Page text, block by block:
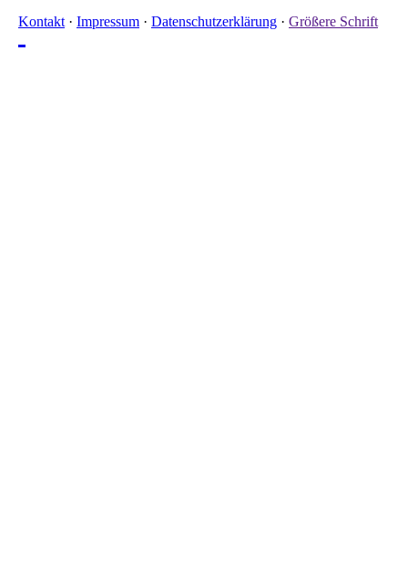
Kontakt · Impressum · Datenschutzerklärung · Größere Schrift